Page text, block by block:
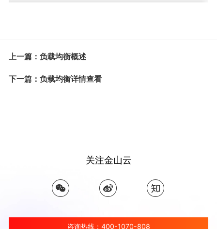
上一篇：负载均衡概述
下一篇：负载均衡详情查看
关注金山云
咨询热线：400-1070-808